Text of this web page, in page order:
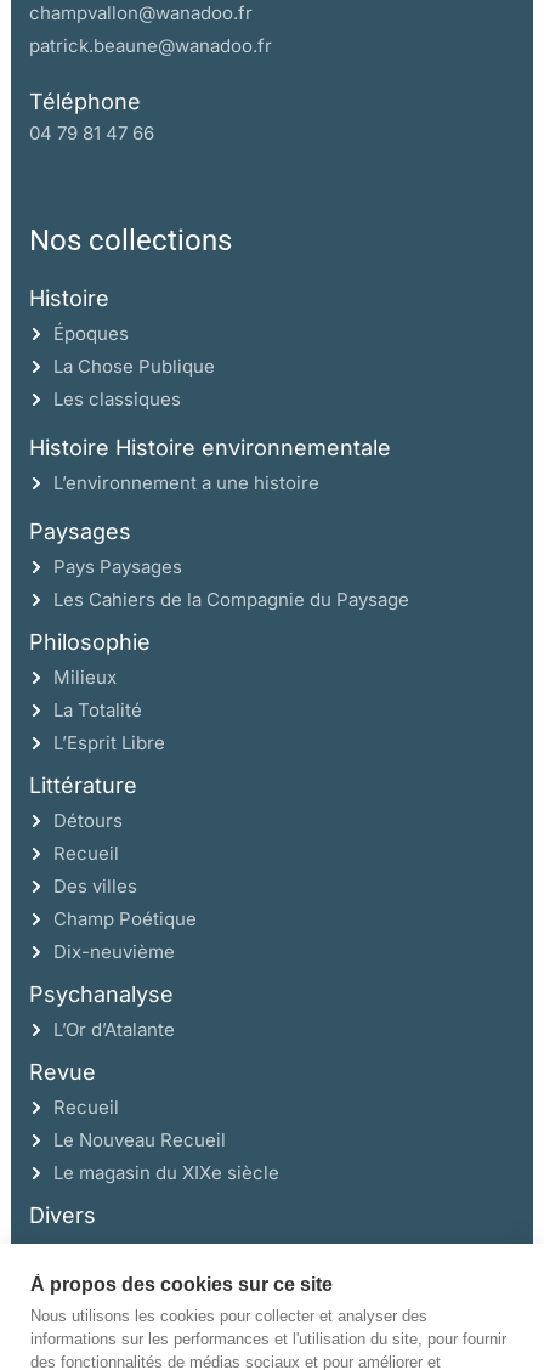
champvallon@wanadoo.fr
patrick.beaune@wanadoo.fr
Téléphone
04 79 81 47 66
Nos collections
Histoire
Époques
La Chose Publique
Les classiques
Histoire Histoire environnementale
L’environnement a une histoire
Paysages
Pays Paysages
Les Cahiers de la Compagnie du Paysage
Philosophie
Milieux
La Totalité
L’Esprit Libre
Littérature
Détours
Recueil
Des villes
Champ Poétique
Dix-neuvième
Psychanalyse
L’Or d’Atalante
Revue
Recueil
Le Nouveau Recueil
Le magasin du XIXe siècle
Divers
Ce site a été réalisé avec l’aide de la Région Auvergne Rhône-Alpes et de la
Drac Rhône-Alpes.
À propos des cookies sur ce site
Nous utilisons les cookies pour collecter et analyser des
informations sur les performances et l'utilisation du site, pour fournir
des fonctionnalités de médias sociaux et pour améliorer et